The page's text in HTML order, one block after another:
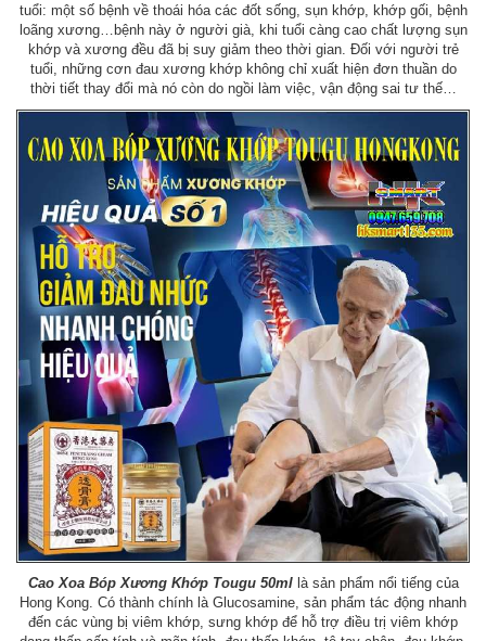
tuổi: một số bệnh về thoái hóa các đốt sống, sụn khớp, khớp gối, bệnh
loãng xương…bệnh này ở người già, khi tuổi càng cao chất lượng sụn
khớp và xương đều đã bị suy giảm theo thời gian. Đối với người trẻ
tuổi, những cơn đau xương khớp không chỉ xuất hiện đơn thuần do
thời tiết thay đổi mà nó còn do ngồi làm việc, vận động sai tư thế…
Cao Xoa Bóp Xương Khớp Tougu 50mllà sản phẩm nổi tiếng của
Hong Kong. Có thành chính là Glucosamine, sản phẩm tác động nhanh
đến các vùng bị viêm khớp, sưng khớp để hỗ trợ điều trị viêm khớp